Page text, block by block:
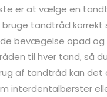
er at vælge en
tandtråd
bevægelse opad og
til hver tand, så
af tandtråd kan
interdentalbørster